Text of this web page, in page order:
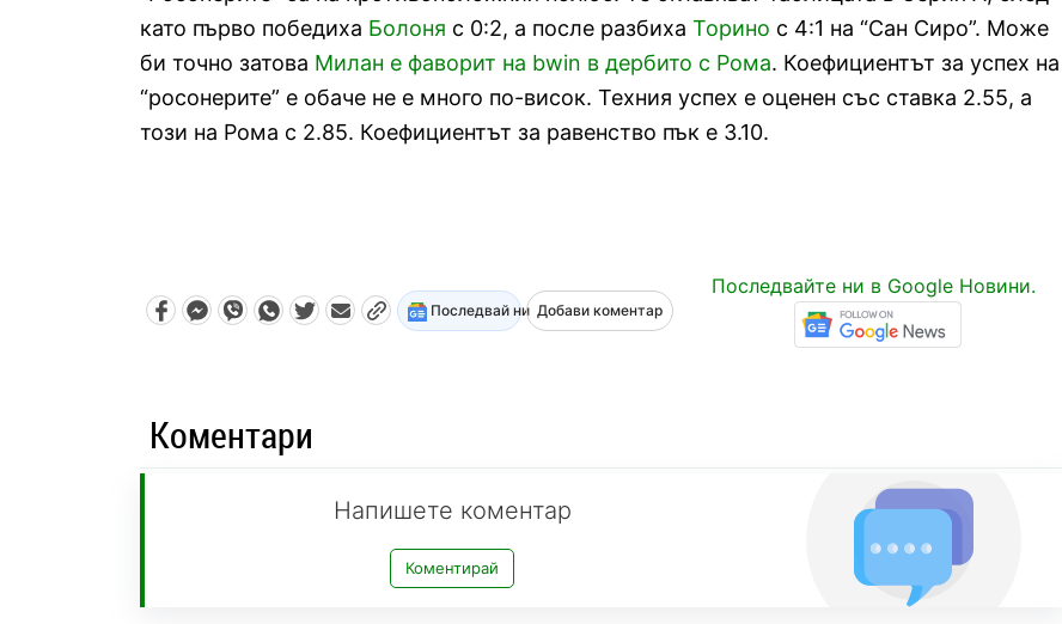
като първо победиха Болоня с 0:2, а после разбиха Торино с 4:1 на “Сан Сиро”. Може
би точно затова Милан е фаворит на bwin в дербито с Рома. Коефициентът за успех на
“росонерите” е обаче не е много по-висок. Техния успех е оценен със ставка 2.55, а
този на Рома с 2.85. Коефициентът за равенство пък е 3.10.
Последвай ни Добави коментар
Последвайте ни в Google Новини.
Коментари
Напишете коментар
Коментирай